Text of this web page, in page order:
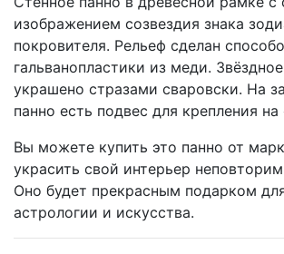
изображением созвездия знака
покровителя. Рельеф сделан
гальванопластики из меди.
украшено стразами сваровски. На
панно есть подвес для крепления на
Вы можете купить это панно от
украсить свой интерьер
Оно будет прекрасным подарком
астрологии и искусства.